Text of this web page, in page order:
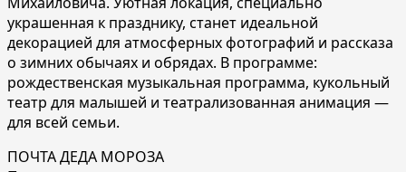
украшенная к празднику, станет идеальной
декорацией для атмосферных фотографий и рассказа
о зимних обычаях и обрядах. В программе:
рождественская музыкальная программа, кукольный
театр для малышей и театрализованная анимация —
для всей семьи.
ПОЧТА ДЕДА МОРОЗА